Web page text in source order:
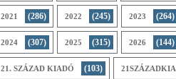
2021 (286) 2022 (245) 2023 (264)
2024 (307) 2025 (315) 2026 (144)
21. SZÁZAD KIADÓ (103)